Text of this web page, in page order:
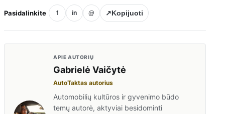
Pasidalinkite f in @ ↗Kopijuoti
APIE AUTORIŲ
Gabrielė Vaičytė
AutoTaktas autorius
Automobilių kultūros ir gyvenimo būdo
temų autorė, aktyviai besidominti